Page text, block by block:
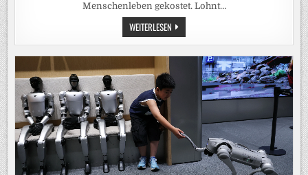
Menschenleben gekostet. Lohnt…
WEITERLESEN SPACEX-
CHEF
IM
INTERVIEW:
KALKULIERTE
LÜGEN
WEHRLOS